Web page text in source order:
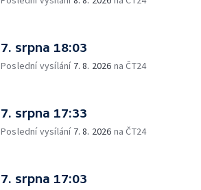
7. srpna 18:03
Poslední vysílání 7. 8. 2026 na ČT24
7. srpna 17:33
Poslední vysílání 7. 8. 2026 na ČT24
7. srpna 17:03